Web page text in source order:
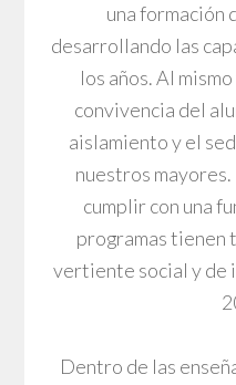
una formación
desarrollando las
los años. Al
convivencia del
aislamiento y el
nuestros
cumplir con una
programas tienen
vertiente social y de
Dentro de las